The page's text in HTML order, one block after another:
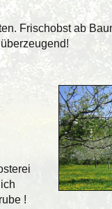
Frischobst ab
!